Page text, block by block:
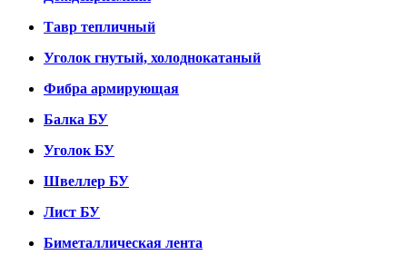
Тавр тепличный
Уголок гнутый, холоднокатаный
Фибра армирующая
Балка БУ
Уголок БУ
Швеллер БУ
Лист БУ
Биметаллическая лента